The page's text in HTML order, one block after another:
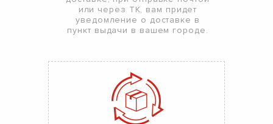
или через ТК, вам придет
уведомление о доставке в
пункт выдачи в вашем городе.